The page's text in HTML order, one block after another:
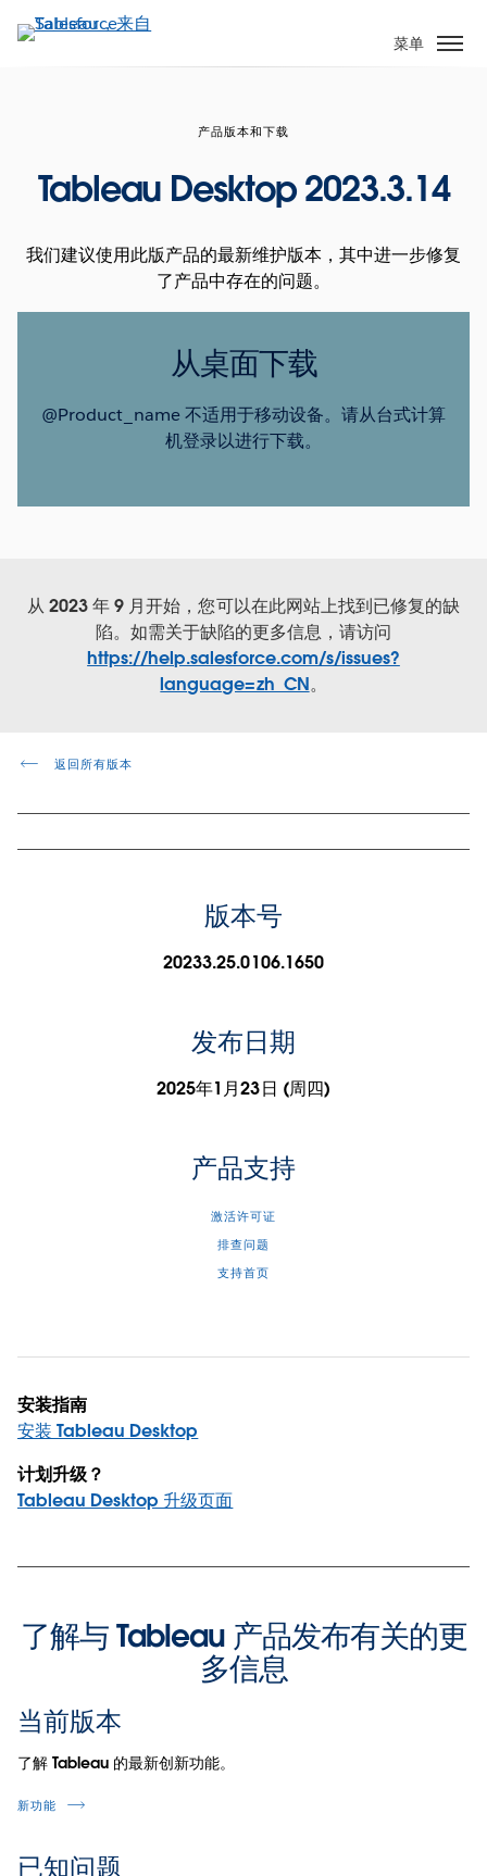
转
菜单
产品版本和下载
Tableau Desktop 2023.3.14
我们建议使用此版产品的最新维护版本，其中进一步修复
了产品中存在的问题。
从桌面下载
@Product_name 不适用于移动设备。请从台式计算
机登录以进行下载。
从 2023 年 9 月开始，您可以在此网站上找到已修复的缺
陷。如需关于缺陷的更多信息，请访问
https://help.salesforce.com/s/issues?
language=zh_CN。
返回所有版本
版本号
20233.25.0106.1650
发布日期
2025年1月23日 (周四)
产品支持
激活许可证
排查问题
支持首页
安装指南
安装 Tableau Desktop
计划升级？
Tableau Desktop 升级页面
了解与 Tableau 产品发布有关的更
多信息
当前版本
了解 Tableau 的最新创新功能。
新功能
已知问题